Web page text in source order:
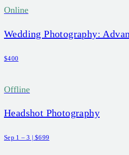
Online
Wedding Photography:
$400
Offline
Headshot Photography
Sep 1 – 3 | $699